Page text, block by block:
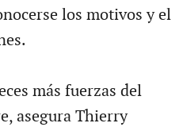
los motivos y el
más fuerzas del
asegura Thierry